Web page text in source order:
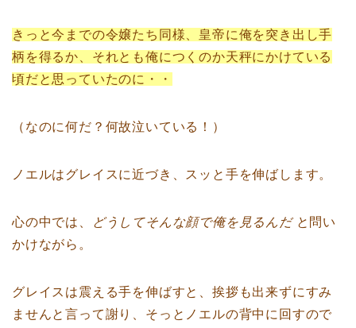
きっと今までの令嬢たち同様、皇帝に俺を突き出し手
柄を得るか、それとも俺につくのか天秤にかけている
頃だと思っていたのに・・
（なのに何だ？何故泣いている！）
ノエルはグレイスに近づき、スッと手を伸ばします。
心の中では、 どうしてそんな顔で俺を見るんだ と問い
かけながら。
グレイスは震える手を伸ばすと、挨拶も出来ずにすみ
ませんと言って謝り、そっとノエルの背中に回すので